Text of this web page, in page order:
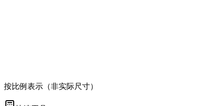
按比例表示（非实际尺寸）